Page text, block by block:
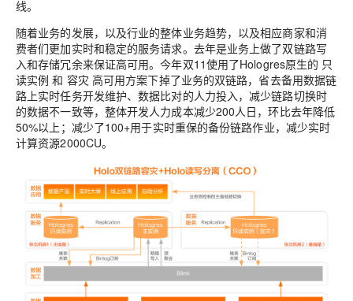
线。
随着业务的发展，以及行业的整体业务趋势，以及相应商家和消
费者们更加实时和稳定的服务请求。去年是业务上做了双链路写
入和存储冗余来保证高可用。今年双11使用了Hologres原生的 只
读实例 和 容灾 高可用方案下掉了业务的双链路，省去备用数据链
路上实时任务开发维护、数据比对的人力投入，减少链路切换时
的数据不一致等，整体开发人力成本减少200人日，环比去年降低
50%以上；减少了100+用于实时重保的备份链路作业，减少实时
计算资源2000CU。